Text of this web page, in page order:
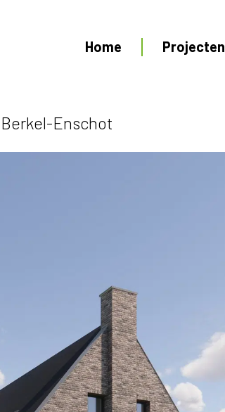
Home Projecten
Berkel-Enschot